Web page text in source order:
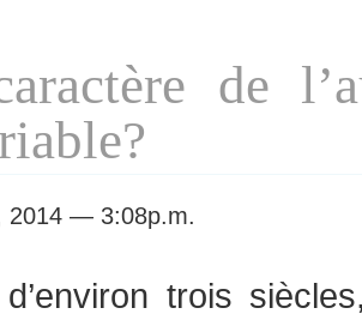
de
2014 — 3:08p.m.
trois